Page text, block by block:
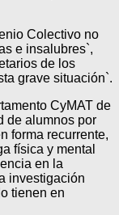
Colectivo no
e insalubres`,
de los
grave situación`.
CyMAT de
de alumnos por
forma recurrente,
física y mental
en la
investigación
tienen en